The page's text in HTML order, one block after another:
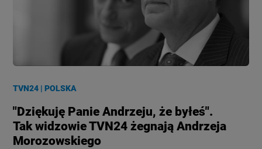
TVN24 |POLSKA
"Dziękuję Panie Andrzeju, że byłeś".
Tak widzowie TVN24 żegnają Andrzeja
Morozowskiego